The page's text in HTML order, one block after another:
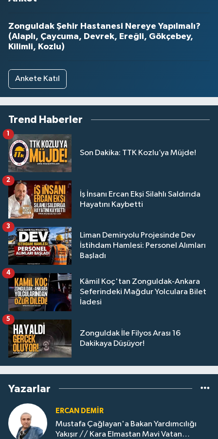
Zonguldak Şehir Hastanesi Nereye Yapılmalı?
(Alaplı, Çaycuma, Devrek, Ereğli, Gökçebey,
Kilimli, Kozlu)
Ankete Katıl
Trend Haberler
Son Dakika: TTK Kozlu’ya Müjde!
1
İş İnsanı Ercan Ekşi Silahlı Saldırıda
Hayatını Kaybetti
2
Liman Demiryolu Projesinde Dev
İstihdam Hamlesi: Personel Alımları
Başladı
3
Kâmil Koç'tan Zonguldak-Ankara
Seferindeki Mağdur Yolculara Bilet
İadesi
4
Zonguldak İle Filyos Arası 16
Dakikaya Düşüyor!
5
Yazarlar
ERCAN DEMIR
Mustafa Çağlayan'a Bakan Yardımcılığı
Yakışır // ​Kara Elmastan Mavi Vatan